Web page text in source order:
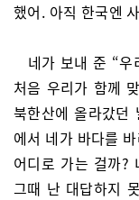
했어. 아직 한국엔
네가 보내 준 “
처음 우리가 함께
북한산에 올라갔던
에서 네가 바다를
어디로 가는 걸까?
그때 난 대답하지